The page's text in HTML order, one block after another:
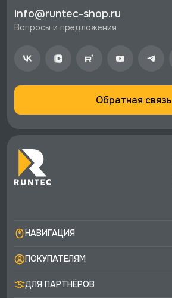
стоимости заказа.
info@runtec-shop.ru
Вопросы и предложения
Обратная связь
НАВИГАЦИЯ
ПОКУПАТЕЛЯМ
ДЛЯ ПАРТНЁРОВ